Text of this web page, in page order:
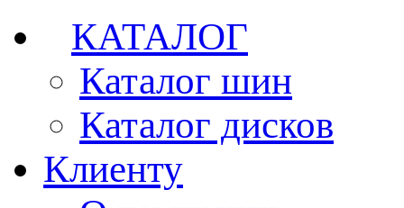
КАТАЛОГ
Каталог шин
Каталог дисков
Клиенту